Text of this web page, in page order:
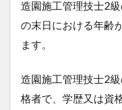
造園施工管理技士2
の末日における年齢
ます。
造園施工管理技士2
格者で、学歴又は資